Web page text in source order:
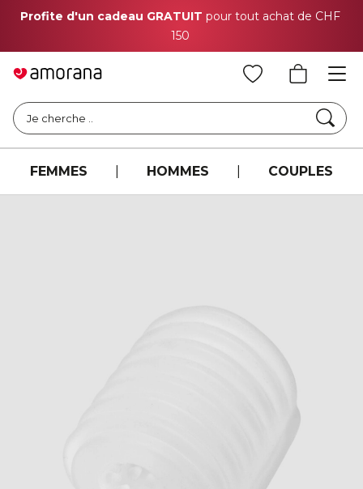
Profite d'un cadeau GRATUIT pour tout achat de CHF
150
Je cherche ..
FEMMES HOMMES COUPLES